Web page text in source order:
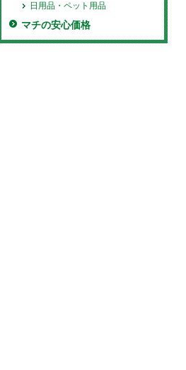
日用品・ペット用品
マチの安心価格